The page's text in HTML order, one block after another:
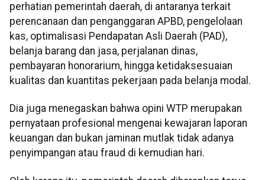
perhatian pemerintah daerah, di antaranya terkait
perencanaan dan penganggaran APBD, pengelolaan
kas, optimalisasi Pendapatan Asli Daerah (PAD),
belanja barang dan jasa, perjalanan dinas,
pembayaran honorarium, hingga ketidaksesuaian
kualitas dan kuantitas pekerjaan pada belanja modal.
Dia juga menegaskan bahwa opini WTP merupakan
pernyataan profesional mengenai kewajaran laporan
keuangan dan bukan jaminan mutlak tidak adanya
penyimpangan atau fraud di kemudian hari.